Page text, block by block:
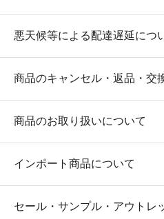
悪天候等による配達遅延につ
商品のキャンセル・返品・交
商品のお取り扱いについて
インポート商品について
セール・サンプル・アウトレ